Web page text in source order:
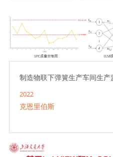
制造物联下弹簧生产车间生产
2022
克恩里伯斯